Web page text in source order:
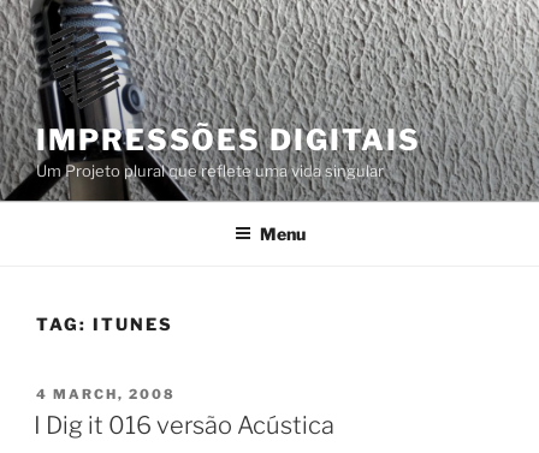
Skip
to
content
IMPRESSÕES DIGITAIS
Um Projeto plural que reflete uma vida singular
Menu
TAG: ITUNES
POSTED
ON
4 MARCH, 2008
I Dig it 016 versão Acústica